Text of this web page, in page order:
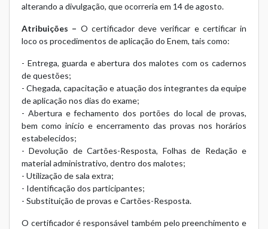
alterando a divulgação, que ocorreria em 14 de agosto.
Atribuições – O certificador deve verificar e certificar in
loco os procedimentos de aplicação do Enem, tais como:
- Entrega, guarda e abertura dos malotes com os cadernos
de questões;
- Chegada, capacitação e atuação dos integrantes da equipe
de aplicação nos dias do exame;
- Abertura e fechamento dos portões do local de provas,
bem como início e encerramento das provas nos horários
estabelecidos;
- Devolução de Cartões-Resposta, Folhas de Redação e
material administrativo, dentro dos malotes;
- Utilização de sala extra;
- Identificação dos participantes;
- Substituição de provas e Cartões-Resposta.
O certificador é responsável também pelo preenchimento e